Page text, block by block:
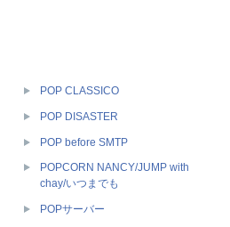
POP CLASSICO
POP DISASTER
POP before SMTP
POPCORN NANCY/JUMP with
chay/いつまでも
POPサーバー